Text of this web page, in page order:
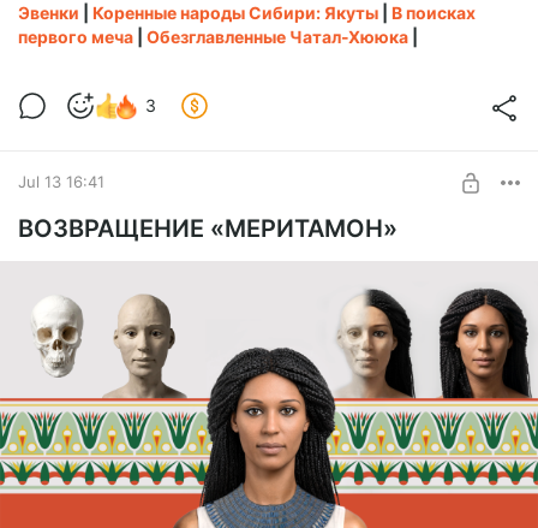
Эвенки
Коренные народы Сибири: Якуты
В поисках
первого меча
Обезглавленные Чатал-Хююка
3
Jul 13 16:41
ВОЗВРАЩЕНИЕ «МЕРИТАМОН»